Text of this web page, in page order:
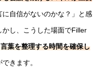
自信がないのかな？」と感
かし、こうした場面でFiller
言葉を整理する時間を確保し
できます。